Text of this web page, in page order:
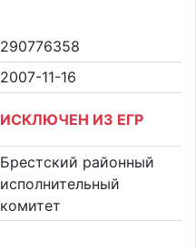
290776358
2007-11-16
ИСКЛЮЧЕН ИЗ ЕГР
Брестский районный
исполнительный
комитет